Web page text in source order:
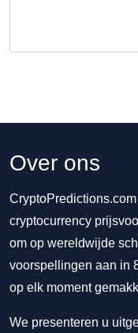
Over ons
cryptocurrency
om op wereldwijde
voorspellingen aan in
op elk moment
We presenteren u